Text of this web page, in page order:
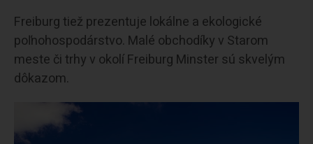
Freiburg tiež prezentuje lokálne a ekologické
poľnohospodárstvo. Malé obchodíky v Starom
meste či trhy v okolí Freiburg Minster sú skvelým
dôkazom.